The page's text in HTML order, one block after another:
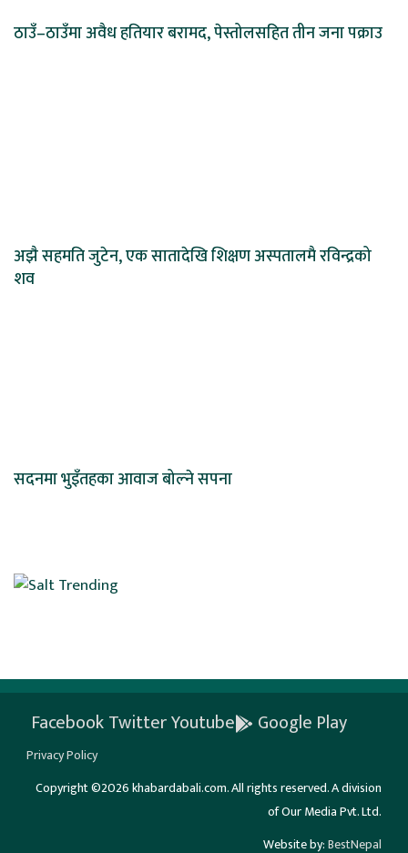
ठाउँ–ठाउँमा अवैध हतियार बरामद, पेस्तोलसहित तीन जना पक्राउ
अझै सहमति जुटेन, एक सातादेखि शिक्षण अस्पतालमै रविन्द्रको
शव
सदनमा भुइँतहका आवाज बोल्ने सपना
FacebookTwitterYoutube Google Play
Privacy Policy
Copyright ©2026 khabardabali.com. All rights reserved. A division
of Our Media Pvt. Ltd.
Website by:BestNepal